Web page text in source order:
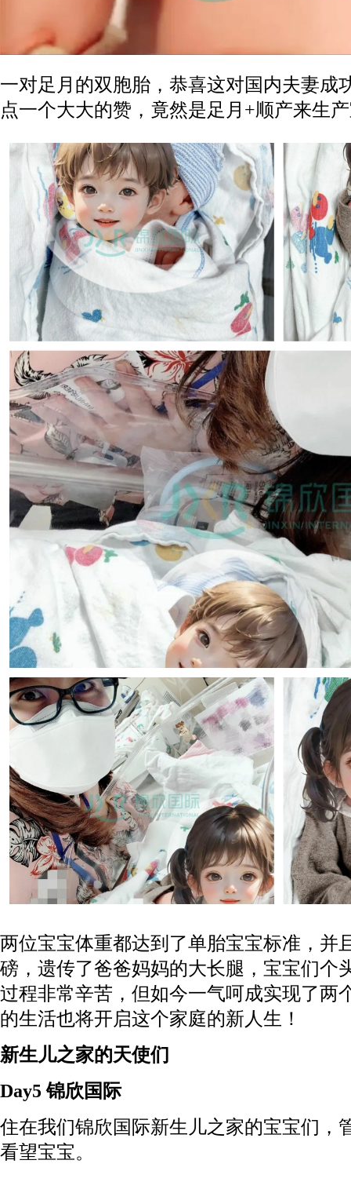
一对足月的双胞胎，恭喜这对国内夫妻成
点一个大大的赞，竟然是足月+顺产来生
两位宝宝体重都达到了单胎宝宝标准，并
磅，遗传了爸爸妈妈的大长腿，宝宝们个
过程非常辛苦，但如今一气呵成实现了两
的生活也将开启这个家庭的新人生！
新生儿之家的天使们
Day5 锦欣国际
住在我们锦欣国际新生儿之家的宝宝们，
看望宝宝。